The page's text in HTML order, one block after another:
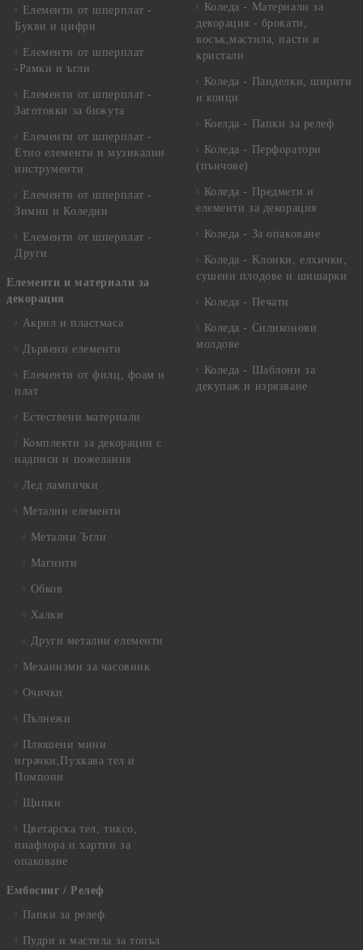
Елементи от шперплат -
Букви и цифри
Елементи от шперплат
-Рамки и ъгли
Елементи от шперплат -
Заготовки за бижута
Елементи от шперплат -
Етно елементи и музикални
инструменти
Елементи от шперплат -
Зимни и Коледни
Елементи от шперплат -
Други
Елементи и материали за
декорация
Акрил и пластмаса
Дървени елементи
Елементи от филц, фоам и
плат
Естествени материали
Комплекти за декорации с
надписи и пожелания
Лед лампички
Метални елементи
Метални Ъгли
Магнити
Обков
Халки
Други метални елементи
Механизми за часовник
Очички
Пълнежи
Плюшени мини
играчки,Пухкава тел и
Помпони
Щипки
Цветарска тел, тиксо,
пиафлора и хартии за
опаковане
Ембосинг / Релеф
Папки за релеф
Пудри и мастила за топъл
Коледа - Материали за
декорация - брокати,
восък,мастила, пасти и
кристали
Коледа - Панделки, ширити
и конци
Коелда - Папки за релеф
Коледа - Перфоратори
(пънчове)
Коледа - Предмети и
елементи за декорация
Коледа - За опаковане
Коледа - Kлонки, елхички,
сушени плодове и шишарки
Коледа - Печати
Коледа - Силиконови
молдове
Коледа - Шаблони за
декупаж и изрязване